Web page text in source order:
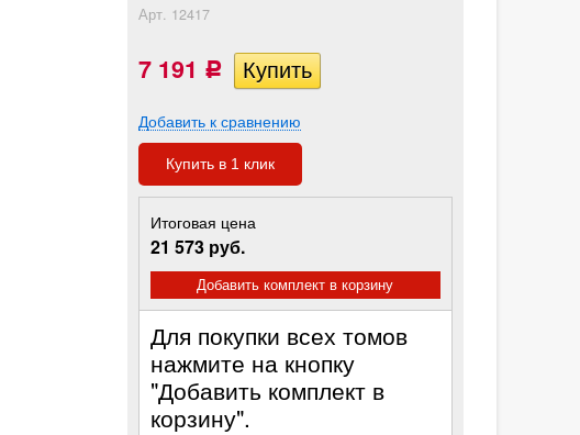
Арт. 12417
7 191 Р
Добавить к сравнению
Купить в 1 клик
Итоговая цена
21 573 руб.
Добавить комплект в корзину
Для покупки всех томов
нажмите на кнопку
"Добавить комплект в
корзину".